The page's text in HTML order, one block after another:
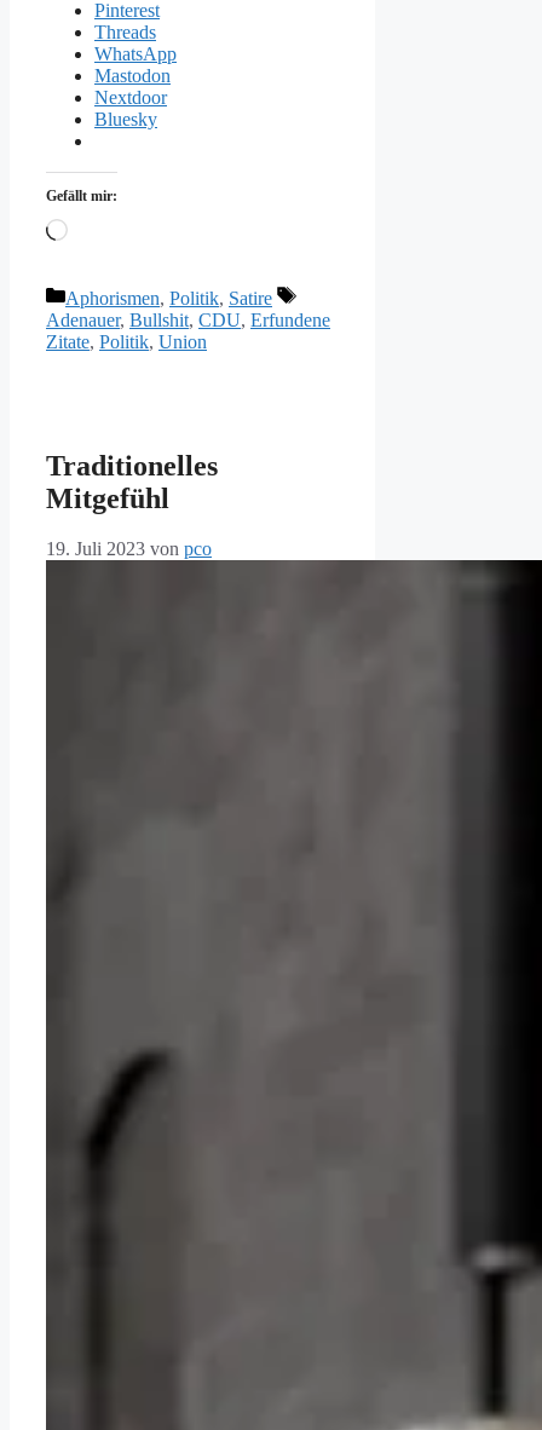
Pinterest
Threads
WhatsApp
Mastodon
Nextdoor
Bluesky
Gefällt mir:
Wird
Kategorien
Aphorismen, Politik, Satire
Schlagwörter
Adenauer, Bullshit, CDU, Erfundene
Zitate, Politik, Union
Traditionelles
Mitgefühl
19. Juli 2023 von pco